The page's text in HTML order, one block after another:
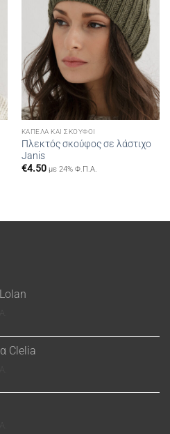
ΚΑΠΈΛΑ ΚΑΙ ΣΚΟΎΦΟΙ
Πλεκτός σκούφος σε λάστιχο
Janis
€4.50 με 24% Φ.Π.Α.
Clelia